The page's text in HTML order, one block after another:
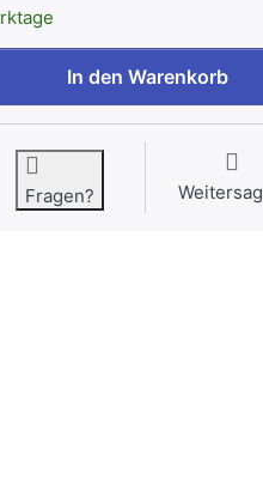
Aloe vera 1kg zu 9,78 €,
In den Warenkorb
Fragen?